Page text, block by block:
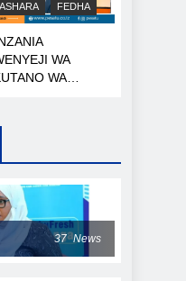
FEDHA
WA
WA
37 News